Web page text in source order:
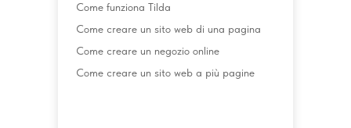
Come funziona Tilda
Come creare un sito web di una pagina
Come creare un negozio online
Come creare un sito web a più pagine